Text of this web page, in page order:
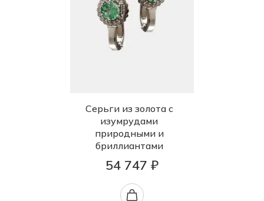
Серьги из золота с
изумрудами
природными и
бриллиантами
54 747 ₽